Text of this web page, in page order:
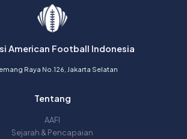
American Football Indonesia
Raya No.126, Jakarta Selatan
Tentang
AAFI
Sejarah & Pencapaian